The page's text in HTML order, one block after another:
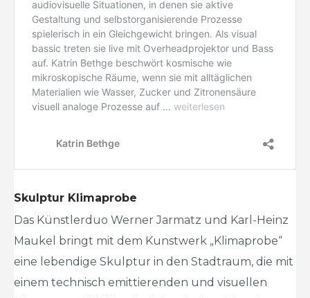
Skulptur Klimaprobe
Das Künstlerduo Werner Jarmatz und Karl-Heinz
Maukel bringt mit dem Kunstwerk „Klimaprobe“
eine lebendige Skulptur in den Stadtraum, die mit
einem technisch emittierenden und visuellen